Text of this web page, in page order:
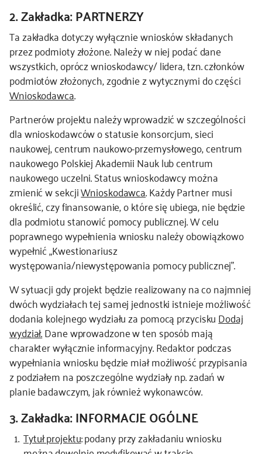
2. Zakładka: PARTNERZY
Ta zakładka dotyczy wyłącznie wniosków składanych
przez podmioty złożone. Należy w niej podać dane
wszystkich, oprócz wnioskodawcy/ lidera, tzn. członków
podmiotów złożonych, zgodnie z wytycznymi do części
Wnioskodawca.
Partnerów projektu należy wprowadzić w szczególności
dla wnioskodawców o statusie konsorcjum, sieci
naukowej, centrum naukowo-przemysłowego, centrum
naukowego Polskiej Akademii Nauk lub centrum
naukowego uczelni. Status wnioskodawcy można
zmienić w sekcjiWnioskodawca. Każdy Partner musi
określić, czy finansowanie, o które się ubiega, nie będzie
dla podmiotu stanowić pomocy publicznej. W celu
poprawnego wypełnienia wniosku należy obowiązkowo
wypełnić „Kwestionariusz
występowania/niewystępowania pomocy publicznej”.
W sytuacji gdy projekt będzie realizowany na co najmniej
dwóch wydziałach tej samej jednostki istnieje możliwość
dodania kolejnego wydziału za pomocą przyciskuDodaj
wydział.Dane wprowadzone w ten sposób mają
charakter wyłącznie informacyjny. Redaktor podczas
wypełniania wniosku będzie miał możliwość przypisania
z podziałem na poszczególne wydziały np. zadań w
planie badawczym, jak również wykonawców.
3. Zakładka: INFORMACJE OGÓLNE
Tytuł projektu: podany przy zakładaniu wniosku